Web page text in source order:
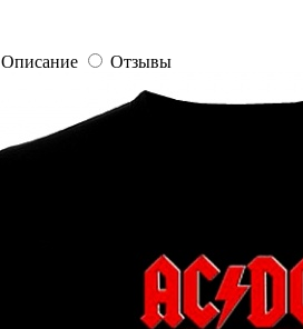
Описание Отзывы